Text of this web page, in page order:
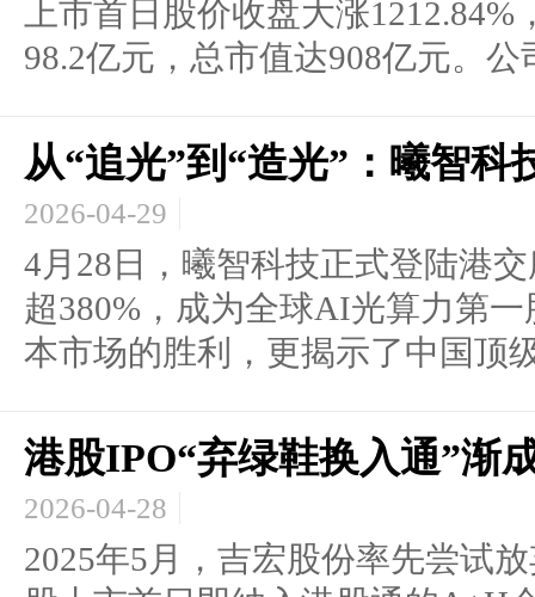
上市首日股价收盘大涨
98.2亿元，总市值达908亿元。公
从“追光”到“造光”：曦智科
2026-04-29
4月28日，曦智科技正式登陆港
超380%，成为全球AI光算力第
本市场的胜利，更揭示了中国顶
港股IPO“弃绿鞋换入通”渐
2026-04-28
2025年5月，吉宏股份率先尝试